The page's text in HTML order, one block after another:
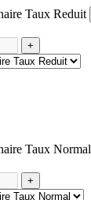
Taux Reduit
+
Taux Normal
+